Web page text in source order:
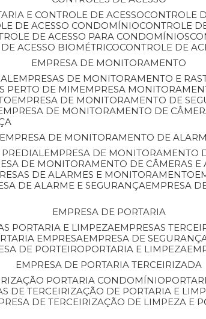
E CONTROLE DE ACESSO
CONTROLE
DE ACESSO CONDOMÍNIO
CONTROLE
DE ACESSO PARA CONDOMÍNIOS
DE ACESSO BIOMÉTRICO
CONTROLE DE
EMPRESA DE MONITORAMENTO
EMPRESAS DE MONITORAMENTO E
PERTO DE MIM
EMPRESA
EMPRESA DE MONITORAMENTO DE
EMPRESA DE MONITORAMENTO DE
EMPRESA DE MONITORAMENTO DE
PREDIAL EMPRESA DE MONITORAMENTO
DE MONITORAMENTO DE CÂMERAS E
DE ALARMES E MONITORAMENTO
DE ALARME E SEGURANÇA EMPRESA
EMPRESA DE PORTARIA
PORTARIA E LIMPEZA EMPRESAS
EMPRESA EMPRESA DE
DE PORTEIRO PORTARIA E LIMPEZA
EMPRESA DE PORTARIA TERCEIRIZADA
PORTARIA CONDOMÍNIO
DE TERCEIRIZAÇÃO DE PORTARIA E
DE TERCEIRIZAÇÃO DE LIMPEZA E